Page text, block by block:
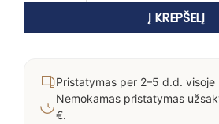
Į KREPŠELĮ
Pristatymas per 2–5 d.d. visoje
Nemokamas pristatymas
€.